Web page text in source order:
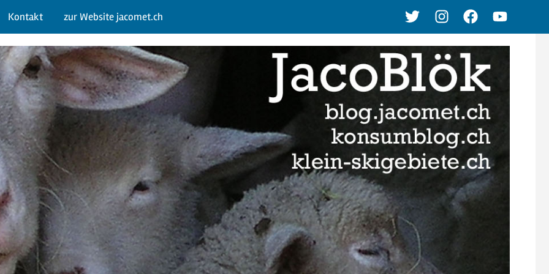
TwitterInstagramFacebookYoutube
Kontakt zur Website jacomet.ch